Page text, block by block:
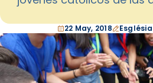
22 May, 2018